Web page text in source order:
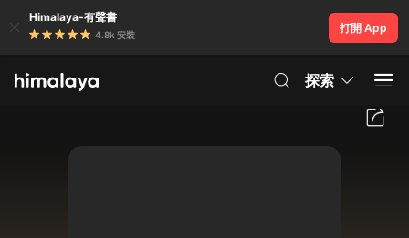
Himalaya-有聲書
4.8k 安裝
打開 App
探索